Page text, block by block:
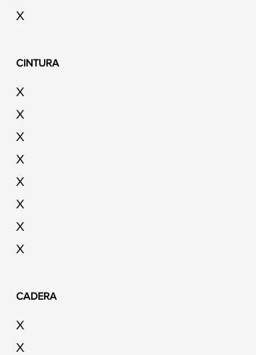
X
CINTURA
X
X
X
X
X
X
X
X
CADERA
X
X